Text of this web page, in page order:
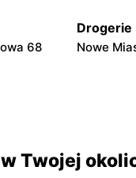
68
Drogerie
Nowe
Twojej